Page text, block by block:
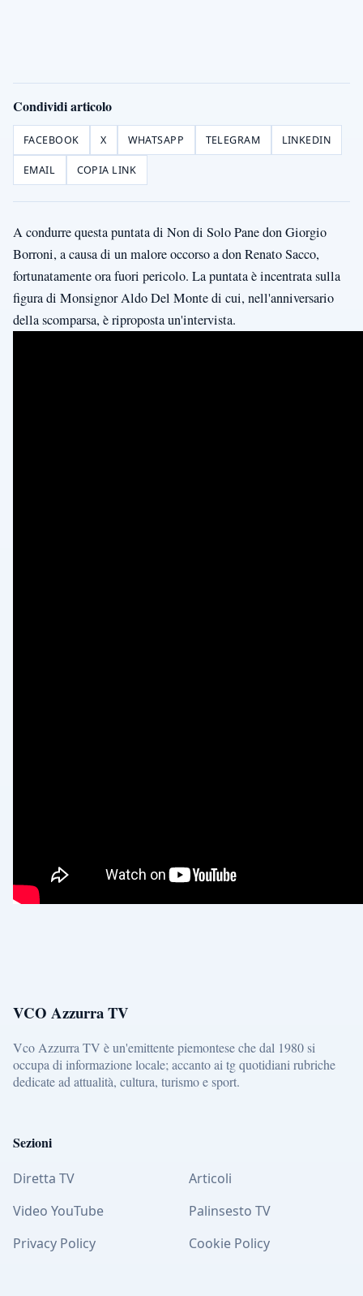
Condividi articolo
FACEBOOK X WHATSAPP TELEGRAM LINKEDIN
EMAIL COPIA LINK
A condurre questa puntata di Non di Solo Pane don Giorgio
Borroni, a causa di un malore occorso a don Renato Sacco,
fortunatamente ora fuori pericolo. La puntata è incentrata sulla
figura di Monsignor Aldo Del Monte di cui, nell'anniversario
della scomparsa, è riproposta un'intervista.
VCO Azzurra TV
Vco Azzurra TV è un'emittente piemontese che dal 1980 si
occupa di informazione locale; accanto ai tg quotidiani rubriche
dedicate ad attualità, cultura, turismo e sport.
Sezioni
Diretta TV
Articoli
Video YouTube
Palinsesto TV
Privacy Policy
Cookie Policy